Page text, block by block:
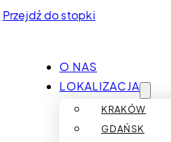
Przejdź do stopki
O NAS
LOKALIZACJA
KRAKÓW
GDAŃSK